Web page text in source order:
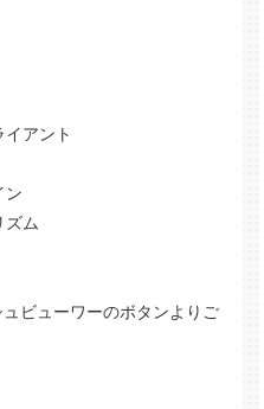
アント
ン
ズム
ビューワーのボタンよりご